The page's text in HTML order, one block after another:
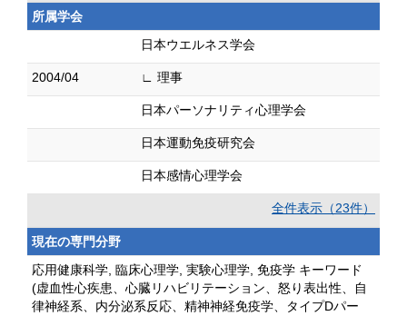
所属学会
日本ウエルネス学会
2004/04 ∟ 理事
日本パーソナリティ心理学会
日本運動免疫研究会
日本感情心理学会
全件表示（23件）
現在の専門分野
応用健康科学, 臨床心理学, 実験心理学, 免疫学 キーワード
(虚血性心疾患、心臓リハビリテーション、怒り表出性、自
律神経系、内分泌系反応、精神神経免疫学、タイプDパー